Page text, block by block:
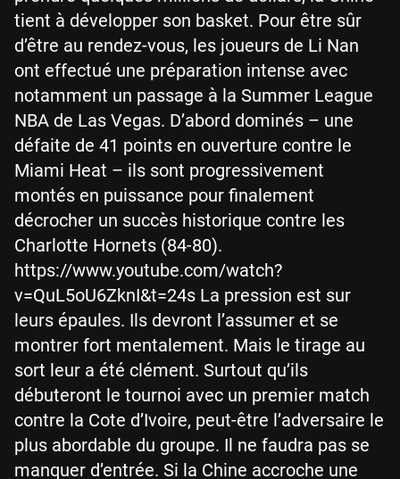
tient à développer son basket. Pour être sûr
d’être au rendez-vous, les joueurs de Li Nan
ont effectué une préparation intense avec
notamment un passage à la Summer League
NBA de Las Vegas. D’abord dominés – une
défaite de 41 points en ouverture contre le
Miami Heat – ils sont progressivement
montés en puissance pour finalement
décrocher un succès historique contre les
Charlotte Hornets (84-80).
https://www.youtube.com/watch?
v=QuL5oU6ZknI&t=24s La pression est sur
leurs épaules. Ils devront l’assumer et se
montrer fort mentalement. Mais le tirage au
sort leur a été clément. Surtout qu’ils
débuteront le tournoi avec un premier match
contre la Cote d’Ivoire, peut-être l’adversaire le
plus abordable du groupe. Il ne faudra pas se
manquer d’entrée. Si la Chine accroche une